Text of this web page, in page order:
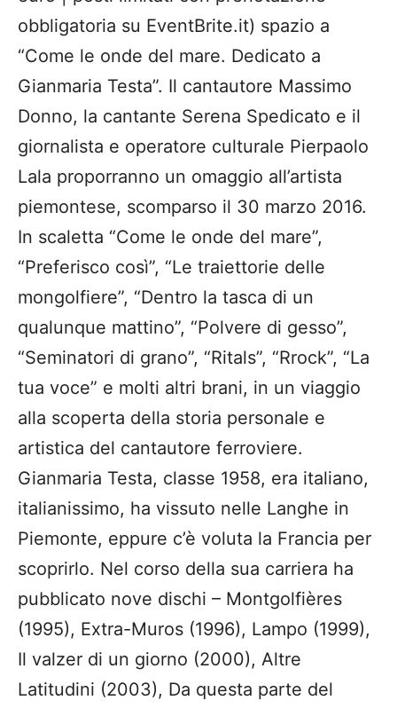
obbligatoria su EventBrite.it) spazio a
“Come le onde del mare. Dedicato a
Gianmaria Testa”. Il cantautore Massimo
Donno, la cantante Serena Spedicato e il
giornalista e operatore culturale Pierpaolo
Lala proporranno un omaggio all’artista
piemontese, scomparso il 30 marzo 2016.
In scaletta “Come le onde del mare”,
“Preferisco così”, “Le traiettorie delle
mongolfiere”, “Dentro la tasca di un
qualunque mattino”, “Polvere di gesso”,
“Seminatori di grano”, “Ritals”, “Rrock”, “La
tua voce” e molti altri brani, in un viaggio
alla scoperta della storia personale e
artistica del cantautore ferroviere.
Gianmaria Testa, classe 1958, era italiano,
italianissimo, ha vissuto nelle Langhe in
Piemonte, eppure c’è voluta la Francia per
scoprirlo. Nel corso della sua carriera ha
pubblicato nove dischi – Montgolfières
(1995), Extra-Muros (1996), Lampo (1999),
Il valzer di un giorno (2000), Altre
Latitudini (2003), Da questa parte del